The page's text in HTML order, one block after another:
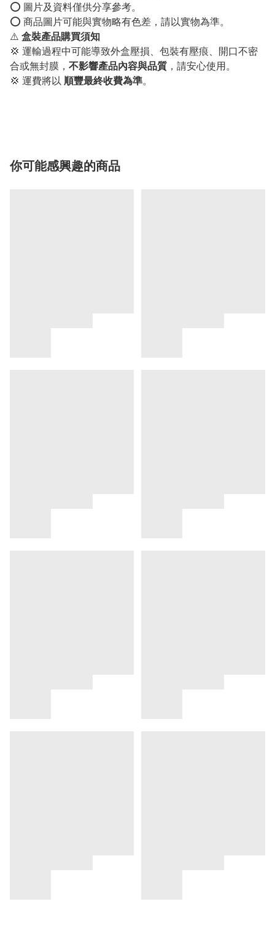
⭕️ 圖片及資料僅供分享參考。
⭕️ 商品圖片可能與實物略有色差，請以實物為準。
⚠️ 盒裝產品購買須知
💢 運輸過程中可能導致外盒壓損、包裝有壓痕、開口不密
合或無封膜， 不影響產品內容與品質 ，請安心使用。
💢 運費將以 順豐最終收費為準。
你可能感興趣的商品